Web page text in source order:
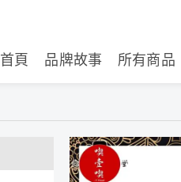
首頁 品牌故事 所有商品